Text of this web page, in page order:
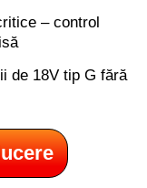
– control
de 18V tip G fără